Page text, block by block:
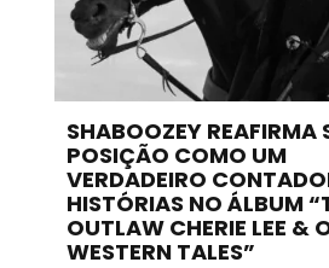
SHABOOZEY REAFIRMA
POSIÇÃO COMO UM
VERDADEIRO
HISTÓRIAS NO ÁLBUM
OUTLAW CHERIE LEE &
WESTERN TALES”